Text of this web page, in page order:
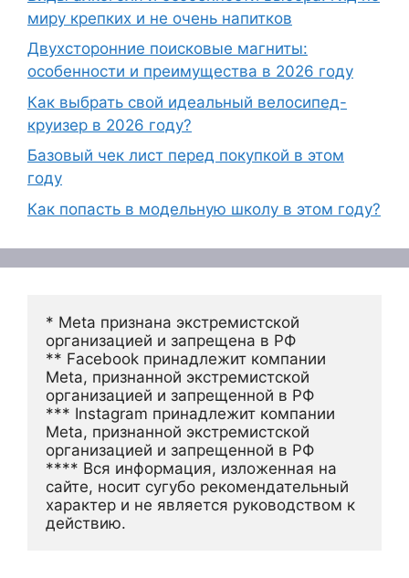
миру крепких и не очень напитков
Двухсторонние поисковые магниты:
особенности и преимущества в 2026 году
Как выбрать свой идеальный велосипед-
круизер в 2026 году?
Базовый чек лист перед покупкой в этом
году
Как попасть в модельную школу в этом году?
* Meta признана экстремистской
организацией и запрещена в РФ
** Facebook принадлежит компании
Meta, признанной экстремистской
организацией и запрещенной в РФ
*** Instagram принадлежит компании
Meta, признанной экстремистской
организацией и запрещенной в РФ
**** Вся информация, изложенная на
сайте, носит сугубо рекомендательный
характер и не является руководством к
действию.